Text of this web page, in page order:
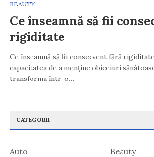
BEAUTY
Ce înseamnă să fii
rigiditate
Ce înseamnă să fii consecvent fără
capacitatea de a menține obiceiuri
transforma într-o…
CATEGORII
Auto
Beauty